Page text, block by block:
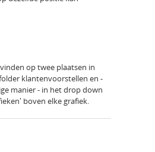
op twee plaatsen in
klantenvoorstellen en -
manier - in het drop down
boven elke grafiek.